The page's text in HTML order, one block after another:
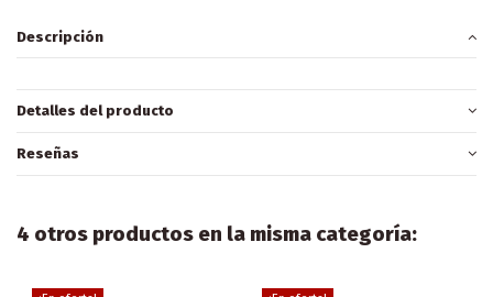
Descripción
Detalles del producto
Reseñas
4 otros productos en la misma categoría: